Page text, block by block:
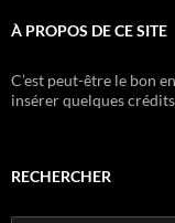
À PROPOS DE CE SITE
C’est peut-être le bon
insérer quelques
RECHERCHER